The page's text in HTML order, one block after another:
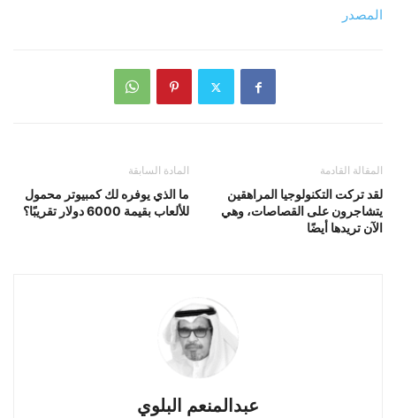
المصدر
المادة السابقة
ما الذي يوفره لك كمبيوتر محمول
للألعاب بقيمة 6000 دولار تقريبًا؟
المقالة القادمة
لقد تركت التكنولوجيا المراهقين
يتشاجرون على القصاصات، وهي
الآن تريدها أيضًا
عبدالمنعم البلوي